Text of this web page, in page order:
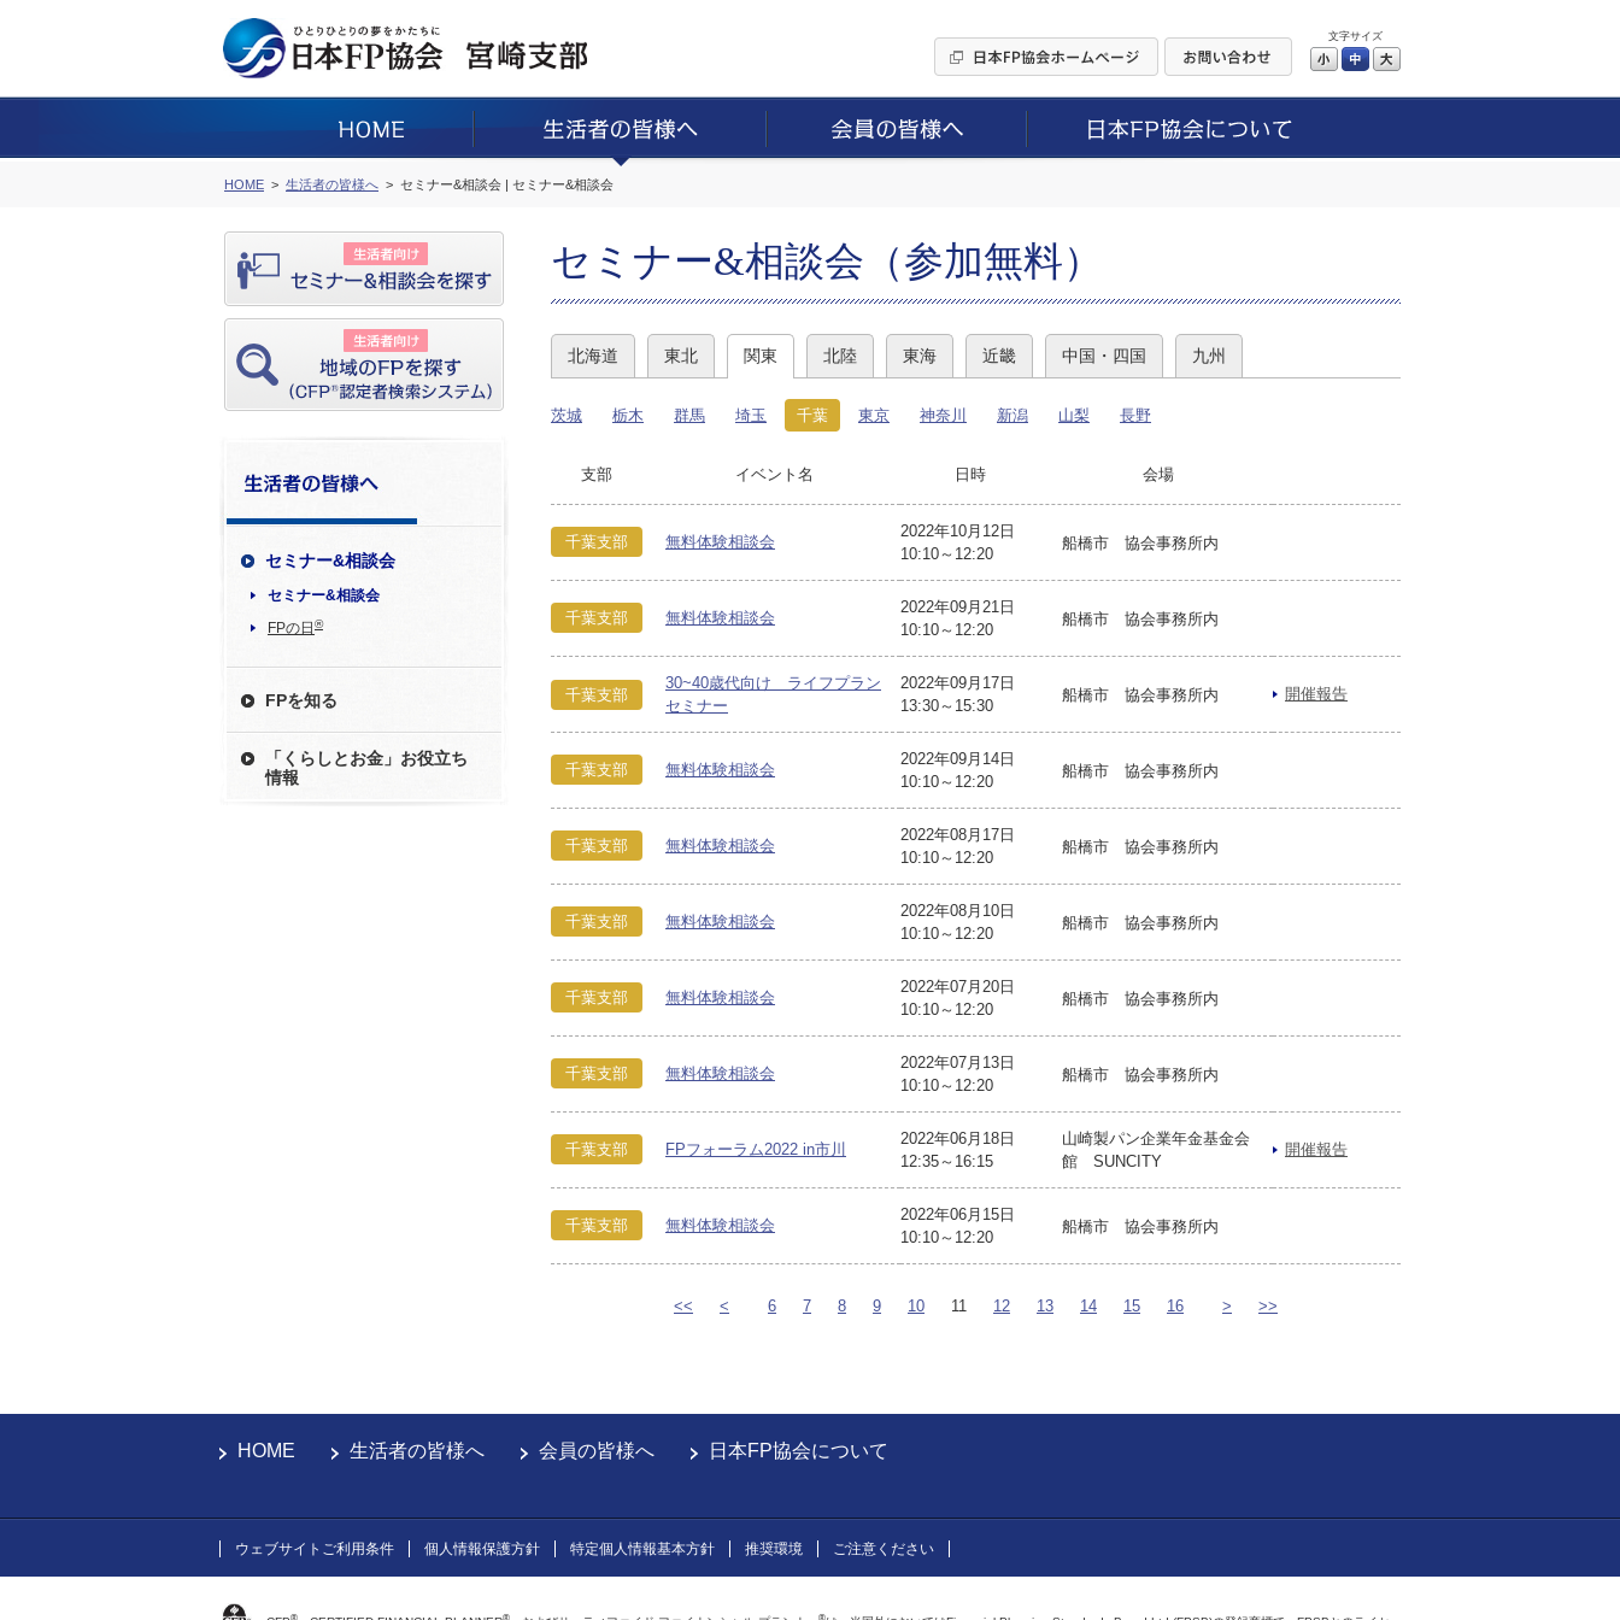
文字サイズ
小 中
HOME 生活者の皆様へ セミナー&相談会 | セミナー&相談会
セミナー&相談会
セミナー&相談会
FPの日 ®
FPを知る
「くらしとお金」お役立ち
情報
セミナー&相談会（参加無料）
北海道 東北 関東 北陸 東海 近畿 中国・四国 九州
茨城 栃木 群馬 埼玉 千葉 東京 神奈川 新潟 山梨 長野
支部 イベント名 日時 会場
千葉支部 無料体験相談会
2022年10月12日
10:10～12:20
船橋市 協会事務所内
千葉支部 無料体験相談会
2022年09月21日
10:10～12:20
船橋市 協会事務所内
千葉支部
30~40歳代向け ライフプラン
セミナー
2022年09月17日
13:30～15:30
船橋市 協会事務所内 開催報告
千葉支部 無料体験相談会
2022年09月14日
10:10～12:20
船橋市 協会事務所内
千葉支部 無料体験相談会
2022年08月17日
10:10～12:20
船橋市 協会事務所内
千葉支部 無料体験相談会
2022年08月10日
10:10～12:20
船橋市 協会事務所内
千葉支部 無料体験相談会
2022年07月20日
10:10～12:20
船橋市 協会事務所内
千葉支部 無料体験相談会
2022年07月13日
10:10～12:20
船橋市 協会事務所内
千葉支部 FPフォーラム2022 in市川
2022年06月18日
12:35～16:15
山崎製パン企業年金基金会
館 SUNCITY
開催報告
千葉支部 無料体験相談会
2022年06月15日
10:10～12:20
船橋市 協会事務所内
<< < 6 7 8 9 10 11 12 13 14 15 16 > >>
HOME 生活者の皆様へ 会員の皆様へ 日本FP協会について
ウェブサイトご利用条件 個人情報保護方針 特定個人情報基本方針 推奨環境 ご注意ください
® ® ®